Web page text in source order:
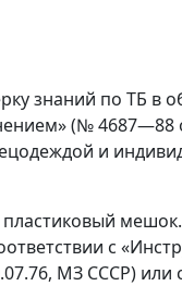
знаний по ТБ в
(№ 4687—88
и
с
МЗ СССР) или